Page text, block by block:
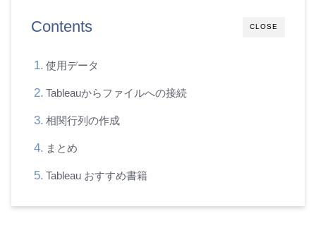
CLOSE
Contents
使用データ
Tableauからファイルへの接続
相関行列の作成
まとめ
Tableau おすすめ書籍